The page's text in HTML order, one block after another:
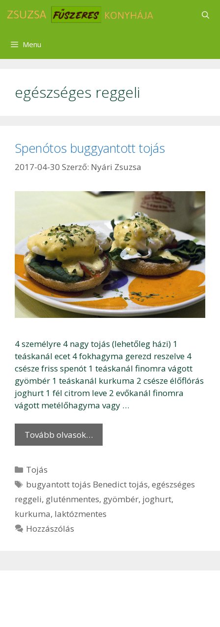
Menu
egészséges reggeli
Spenótos buggyantott tojás
2017-04-30 Szerző: Nyári Zsuzsa
4 személyre 4 nagy tojás (lehetőleg házi) 1
teáskanál ecet 4 fokhagyma gerezd reszelve 4
csésze friss spenót 1 teáskanál finomra vágott
gyömbér 1 teáskanál kurkuma 2 csésze élőflórás
joghurt 1 fél citrom leve 2 evőkanál finomra
vágott metélőhagyma vagy …
Tovább olvasok…
Kategória
Tojás
Címkék
bugyantott tojás Benedict tojás,egészséges
reggeli, gluténmentes, gyömbér, joghurt,
kurkuma, laktózmentes
Hozzászólás